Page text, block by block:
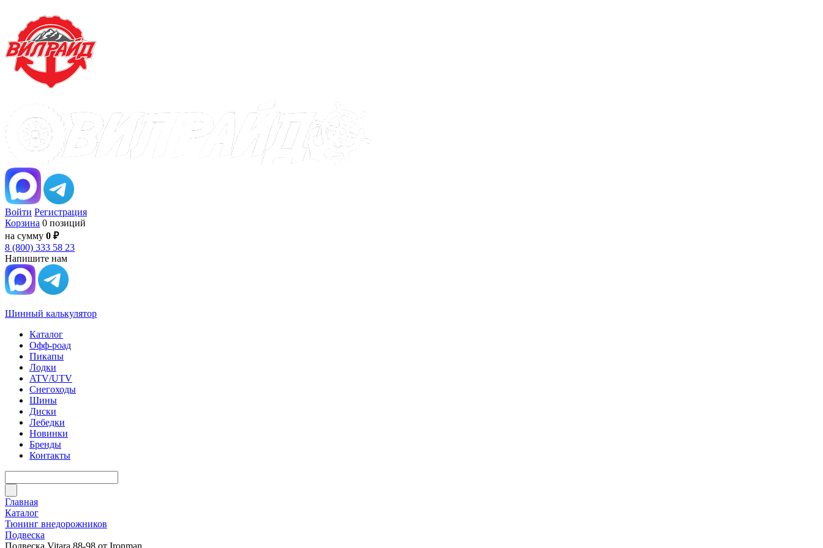
Войти Регистрация
Корзина 0 позиций
на сумму 0 ₽
8 (800) 333 58 23
Напишите нам
Шинный калькулятор
Каталог
Офф-роад
Пикапы
Лодки
ATV/UTV
Снегоходы
Шины
Диски
Лебедки
Новинки
Бренды
Контакты
Главная
Каталог
Тюнинг внедорожников
Подвеска
Подвеска Vitara 88-98 от Ironman